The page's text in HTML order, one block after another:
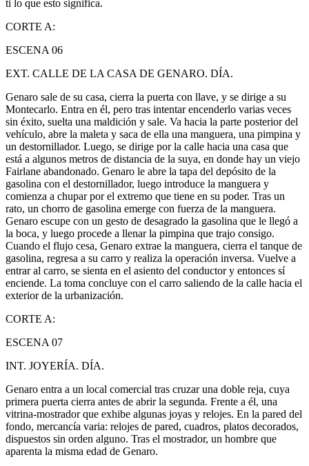
ti lo que esto significa.
CORTE A:
ESCENA 06
EXT. CALLE DE LA CASA DE GENARO. DÍA.
Genaro sale de su casa, cierra la puerta con llave, y se dirige a su
Montecarlo. Entra en él, pero tras intentar encenderlo varias veces
sin éxito, suelta una maldición y sale. Va hacia la parte posterior del
vehículo, abre la maleta y saca de ella una manguera, una pimpina y
un destornillador. Luego, se dirige por la calle hacia una casa que
está a algunos metros de distancia de la suya, en donde hay un viejo
Fairlane abandonado. Genaro le abre la tapa del depósito de la
gasolina con el destornillador, luego introduce la manguera y
comienza a chupar por el extremo que tiene en su poder. Tras un
rato, un chorro de gasolina emerge con fuerza de la manguera.
Genaro escupe con un gesto de desagrado la gasolina que le llegó a
la boca, y luego procede a llenar la pimpina que trajo consigo.
Cuando el flujo cesa, Genaro extrae la manguera, cierra el tanque de
gasolina, regresa a su carro y realiza la operación inversa. Vuelve a
entrar al carro, se sienta en el asiento del conductor y entonces sí
enciende. La toma concluye con el carro saliendo de la calle hacia el
exterior de la urbanización.
CORTE A:
ESCENA 07
INT. JOYERÍA. DÍA.
Genaro entra a un local comercial tras cruzar una doble reja, cuya
primera puerta cierra antes de abrir la segunda. Frente a él, una
vitrina-mostrador que exhibe algunas joyas y relojes. En la pared del
fondo, mercancía varia: relojes de pared, cuadros, platos decorados,
dispuestos sin orden alguno. Tras el mostrador, un hombre que
aparenta la misma edad de Genaro.